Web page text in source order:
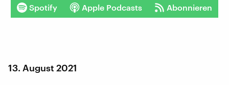
Spotify Apple Podcasts Abonnieren
13. August 2021